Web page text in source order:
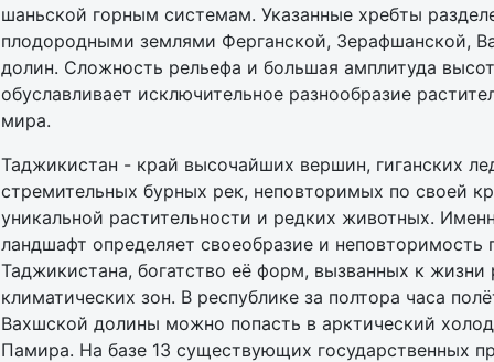
шаньской горным системам. Указанные хребты
плодородными землями Ферганской, Зерафшанской,
долин. Сложность рельефа и большая амплитуда
обуславливает исключительное разнообразие
мира.
Таджикистан - край высочайших вершин, гиганских
стремительных бурных рек, неповторимых по своей
уникальной растительности и редких животных.
ландшафт определяет своеобразие и неповторимость
Таджикистана, богатство её форм, вызванных к жизни
климатических зон. В республике за полтора часа
Вахшской долины можно попасть в арктический
Памира. На базе 13 существующих государственных